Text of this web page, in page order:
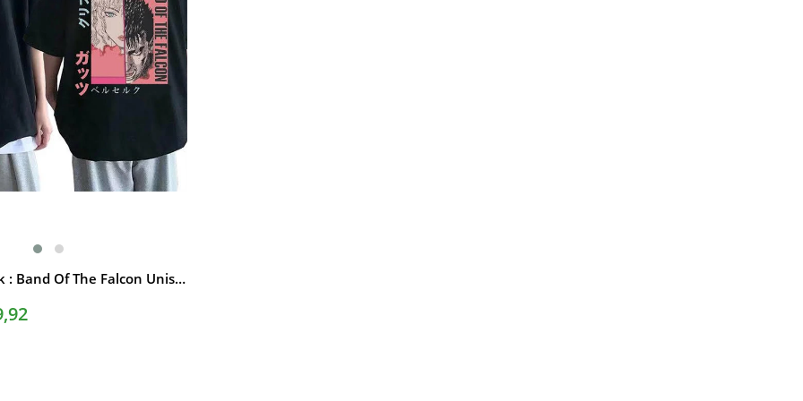
Lacivert Ed Hardy Grafiti Harajuku Y2K Şort
★
₺199,90
Anime Berserk : Band Of The Falcon Unisex T-Shirt